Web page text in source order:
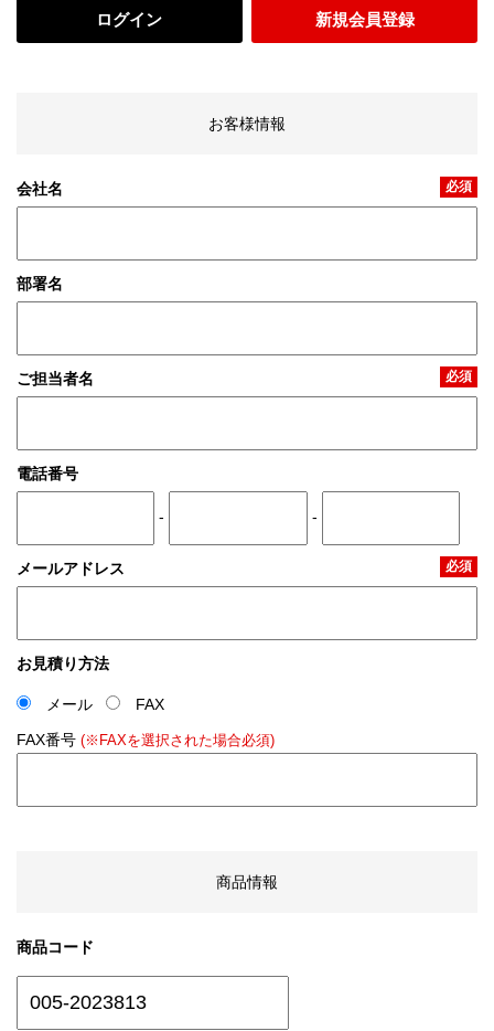
ログイン 新規会員登録
お客様情報
会社名 必須
部署名
ご担当者名 必須
電話番号
- -
メールアドレス 必須
お見積り方法
メール
FAX
FAX番号 (※FAXを選択された場合必須)
商品情報
商品コード